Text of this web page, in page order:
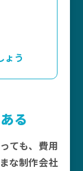
ょう
る
ても、費用
な制作会社